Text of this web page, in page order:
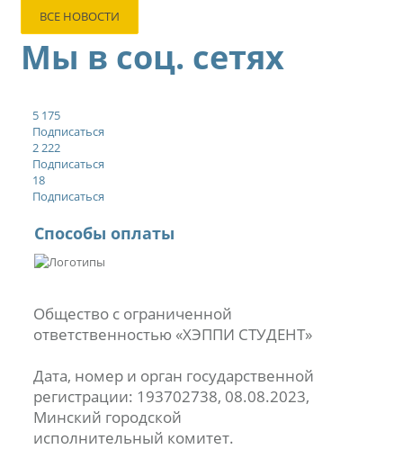
ВСЕ НОВОСТИ
Мы в соц. сетях
5 175
Подписаться
2 222
Подписаться
18
Подписаться
Способы оплаты
Общество с ограниченной
ответственностью «ХЭППИ СТУДЕНТ»
Дата, номер и орган государственной
регистрации: 193702738, 08.08.2023,
Минский городской
исполнительный комитет.